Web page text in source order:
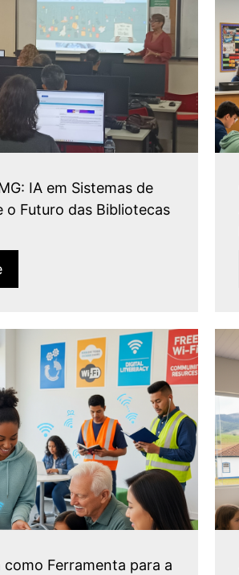
IA em Sistemas de
o Futuro das Bibliotecas
como Ferramenta para a